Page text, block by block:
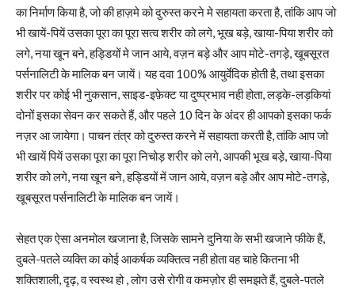
का निर्माण किया है, जो की हाज़मे को दुरुस्त करने मे सहायता करता है, तांकि आप जो
भी खायें-पियें उसका पूरा का पूरा सत्व शरीर को लगे, भूख बड़े, खाया-पिया शरीर को
लगे, नया खून बने, हड्डियों मे जान आये, वज़न बड़े और आप मोटे-तगड़े, खूबसूरत
पर्सनालिटी के मालिक बन जायें। यह दवा 100% आयुर्वेदिक होती है, तथा इसका
शरीर पर कोई भी नुकसान, साइड-इफ़ेक्ट या दुष्प्रभाव नही होता, लड़के-लड़कियां
दोनों इसका सेवन कर सकते हैं, और पहले 10 दिन के अंदर ही आपको इसका फर्क
नज़र आ जायेगा। पाचन तंत्र को दुरुस्त करने में सहायता करती है, तांकि आप जो
भी खायें पियें उसका पूरा का पूरा निचोड़ शरीर को लगे, आपकी भूख बड़े, खाया-पिया
शरीर को लगे, नया खून बने, हड्डियों में जान आये, वज़न बड़े और आप मोटे-तगड़े,
खूबसूरत पर्सनालिटी के मालिक बन जायें।
सेहत एक ऐसा अनमोल खजाना है, जिसके सामने दुनिया के सभी खजाने फीके हैं,
दुबले-पतले व्यक्ति का कोई आकर्षक व्यक्तित्व नही होता वह चाहे कितना भी
शक्तिशाली, दृढ़, व स्वस्थ हो , लोग उसे रोगी व कमज़ोर ही समझते हैं, दुबले-पतले